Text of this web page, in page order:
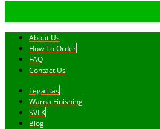
About Us
How To Order
FAQ
Contact Us
Legalitas
Warna Finishing
SVLK
Blog